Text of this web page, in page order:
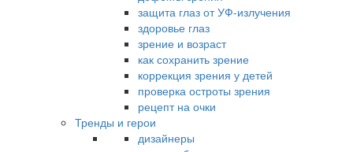
защита глаз от УФ-излучения
здоровье глаз
зрение и возраст
как сохранить зрение
коррекция зрения у детей
проверка остроты зрения
рецепт на очки
Тренды и герои
дизайнеры